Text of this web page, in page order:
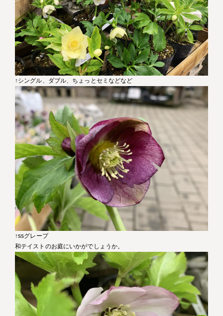
↑シングル、ダブル、ちょっとセミなどなど
↑ssグレープ
和テイストのお庭にいかがでしょうか。